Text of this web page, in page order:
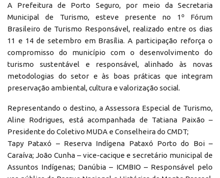
A Prefeitura de Porto Seguro, por meio da Secretaria
Municipal de Turismo, esteve presente no 1º Fórum
Brasileiro de Turismo Responsável, realizado entre os dias
11 e 14 de setembro em Brasília. A participação reforça o
compromisso do município com o desenvolvimento do
turismo sustentável e responsável, alinhado às novas
metodologias do setor e às boas práticas que integram
preservação ambiental, cultura e valorização social.
Representando o destino, a Assessora Especial de Turismo,
Aline Rodrigues, está acompanhada de Tatiana Paixão –
Presidente do Coletivo MUDA e Conselheira do CMDT;
Tapy Pataxó – Reserva Indígena Pataxó Porto do Boi –
Caraíva; João Cunha – vice-cacique e secretário municipal de
Assuntos Indígenas; Danúbia – ICMBIO – Responsável pelo